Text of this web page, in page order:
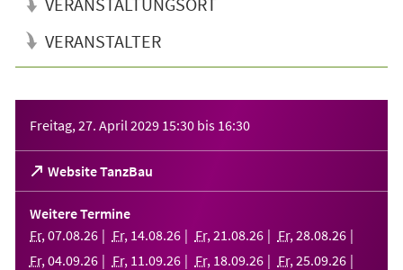
VERANSTALTER
Freitag, 27. April 2029 15:30 bis 16:30
Website TanzBau
(Öffnet
in
einem
neuen
Tab)
Weitere Termine
Fr, 07.08.26 Fr, 14.08.26 Fr, 21 .08.26 Fr, 28.08.26
Fr, 04.09.26 Fr, 11 .09.26 Fr, 18.09.26 Fr, 25.09.26